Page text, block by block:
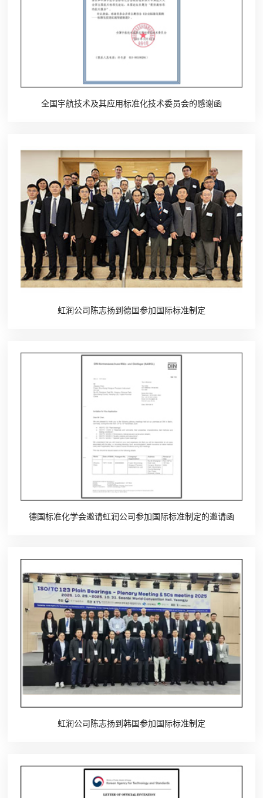
全国宇航技术及其应用标准化技术委员会的感谢函
虹润公司陈志扬到德国参加国际标准制定
德国标准化学会邀请虹润公司参加国际标准制定的邀请函
虹润公司陈志扬到韩国参加国际标准制定